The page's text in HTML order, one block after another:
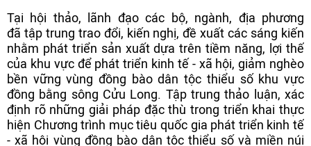
Tại hội thảo, lãnh đạo các bộ, ngành, địa phương
đã tập trung trao đổi, kiến nghị, đề xuất các sáng kiến
nhằm phát triển sản xuất dựa trên tiềm năng, lợi thế
của khu vực để phát triển kinh tế - xã hội, giảm nghèo
bền vững vùng đồng bào dân tộc thiểu số khu vực
đồng bằng sông Cửu Long. Tập trung thảo luận, xác
định rõ những giải pháp đặc thù trong triển khai thực
hiện Chương trình mục tiêu quốc gia phát triển kinh tế
- xã hội vùng đồng bào dân tộc thiểu số và miền núi